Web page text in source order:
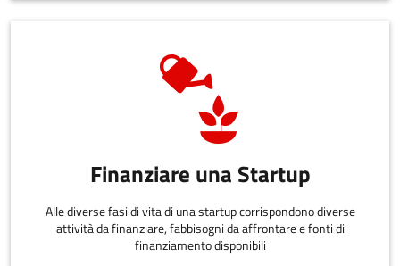
Finanziare una Startup
Alle diverse fasi di vita di una startup corrispondono diverse
attività da finanziare, fabbisogni da affrontare e fonti di
finanziamento disponibili